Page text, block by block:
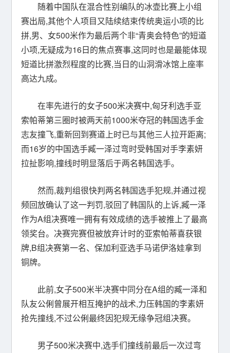
随着中国队在混合性别编队的冰壶比赛上小组
赛出局,其他个人项目又陆续结束传统奥运小项的比
拼,男、女500米作为最后两个非“青奥会特色”的短道
小项,无疑成为16日的焦点赛事,这同时也是最能体现
短道比拼激烈程度的比赛,当日的山洞滑冰馆上座率
高达九成。
在率先进行的女子500米决赛中,匈牙利选手亚
索帕蒂第三圈时被两天前1000米夺冠的韩国选手金
志友撞飞,重新回到赛道上时已与其他三人拉开距离;
而16岁的中国选手臧一泽过弯时受韩国对手李素妍
拉扯影响,撞线时明显落后于两名韩国选手。
然而,裁判组很快判两名韩国选手犯规,并通过视
频回放确认了这一判罚,驳回了韩国队的上诉,臧一泽
作为A组决赛唯一拥有有效成绩的选手被推上了最高
领奖台。决赛完赛但被放弃计时的亚索帕蒂喜获银
牌,B组决赛第一名、保加利亚选手马诺伊洛娃拿到
铜牌。
此前,女子500米半决赛中同分在A组的臧一泽和
队友公俐曾展开相互掩护的战术,力压韩国的李素妍
抢先撞线,不过公俐最终因犯规无缘争冠组决赛。
男子500米决赛中,选手们撞线前最后一次过弯